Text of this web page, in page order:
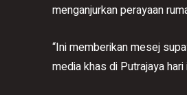
menganjurkan perayaan
“Ini memberikan mesej
media khas di Putrajaya hari